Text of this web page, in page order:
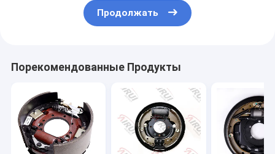
Продолжать
Порекомендованные Продукты